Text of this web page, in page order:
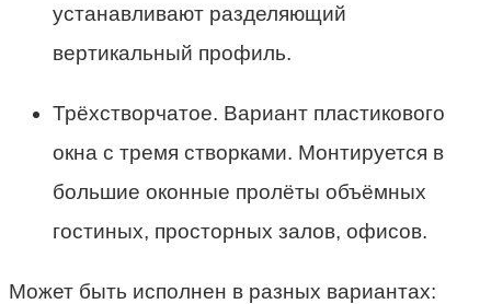
устанавливают разделяющий
вертикальный профиль.
Трёхстворчатое. Вариант пластикового
окна с тремя створками. Монтируется в
большие оконные пролёты объёмных
гостиных, просторных залов, офисов.
Может быть исполнен в разных вариантах: